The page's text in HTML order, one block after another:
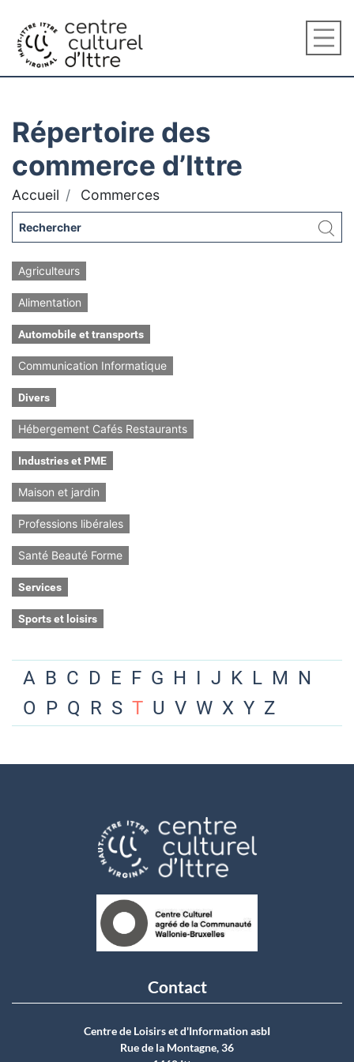
Répertoire des
commerce d’Ittre
Accueil Commerces
Agriculteurs
Alimentation
Automobile et transports
Communication Informatique
Divers
Hébergement Cafés Restaurants
Industries et PME
Maison et jardin
Professions libérales
Santé Beauté Forme
Services
Sports et loisirs
A B C D E F G H I J K L M N
O P Q R S T U V W X Y Z
Contact
Centre de Loisirs et d'Information asbI
Rue de la Montagne, 36